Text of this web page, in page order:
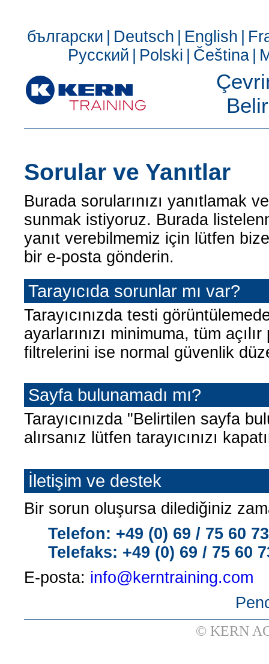
български Deutsch English
Русский
Polski Čeština
Sorular ve Yanıtlar
Burada sorularınızı yanıtlamak
sunmak istiyoruz. Burada
yanıt verebilmemiz için lütfen bize
bir e-posta gönderin.
Tarayıcıda sorunlar mı var?
Tarayıcınızda testi
ayarlarınızı minimuma, tüm
filtrelerini ise normal güvenlik
Sayfa bulunamadı mı?
Tarayıcınızda "Belirtilen sayfa
alırsanız lütfen tarayıcınızı
İletişim ve destek
Bir sorun oluşursa dilediğiniz
Telefon: +49 (0) 69 / 75 60
Telefaks: +49 (0) 69 / 75 60
E-posta: info@kerntraining.com
© KERN